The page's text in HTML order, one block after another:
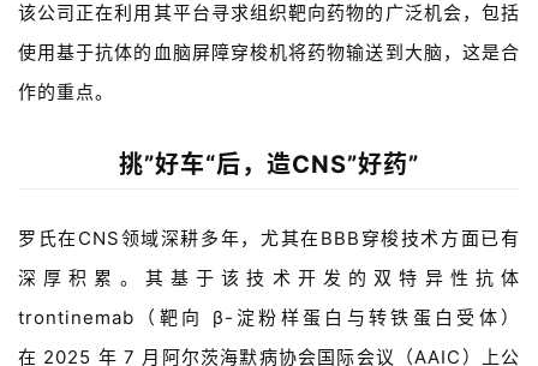
该公司正在利用其平台寻求组织靶向药物的广泛机会，包括
使用基于抗体的血脑屏障穿梭机将药物输送到大脑，这是合
作的重点。
挑”好车“后，造CNS”好药”
罗氏在 CNS领域深耕多年，尤其在 BBB穿梭技术方面已有
深厚积累。其基于该技术开发的双特异性抗体
trontinemab （靶向 β- 淀粉样蛋白与转铁蛋白受体）
在 2025 年 7 月阿尔茨海默病协会国际会议（AAIC ）上公